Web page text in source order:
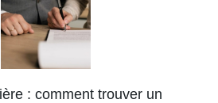
: comment trouver un